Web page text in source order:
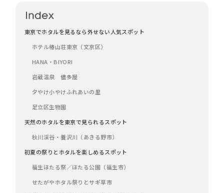
東京でホタルを見るなら外せない人気スポット
ホテル椿山荘東京（文京区）
HANA・BIYORI
岩蔵温泉 儘多屋
夕やけ小やけふれあいの里
足立区生物園
天然のホタルを東京で見られるスポット
秋川渓谷・養沢川（あきる野市）
初夏の祭りとホタルを楽しめるスポット
福生ほたる祭／ほたる公園（福生市）
せたがやホタル祭りとサギ草市